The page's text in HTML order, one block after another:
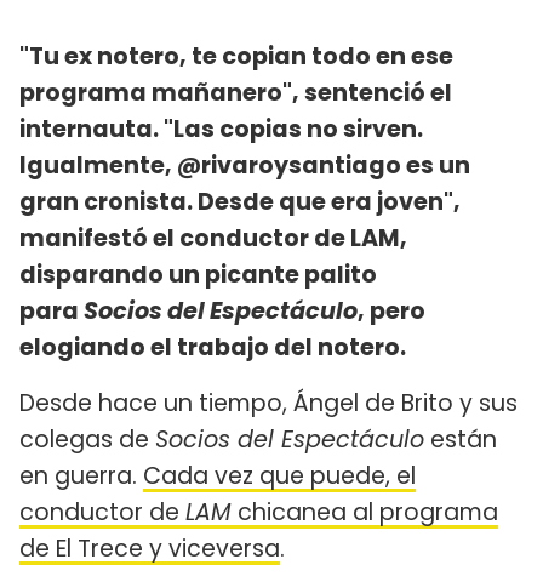
"Tu ex notero, te copian todo en ese
programa mañanero", sentenció el
internauta. "Las copias no sirven.
Igualmente, @rivaroysantiago es un
gran cronista. Desde que era joven",
manifestó el conductor de LAM,
disparando un picante palito
paraSocios del Espectáculo, pero
elogiando el trabajo del notero.
Desde hace un tiempo, Ángel de Brito y sus
colegas de Socios del Espectáculo están
en guerra. Cada vez que puede, el
conductor de LAM chicanea al programa
de El Trece y viceversa.